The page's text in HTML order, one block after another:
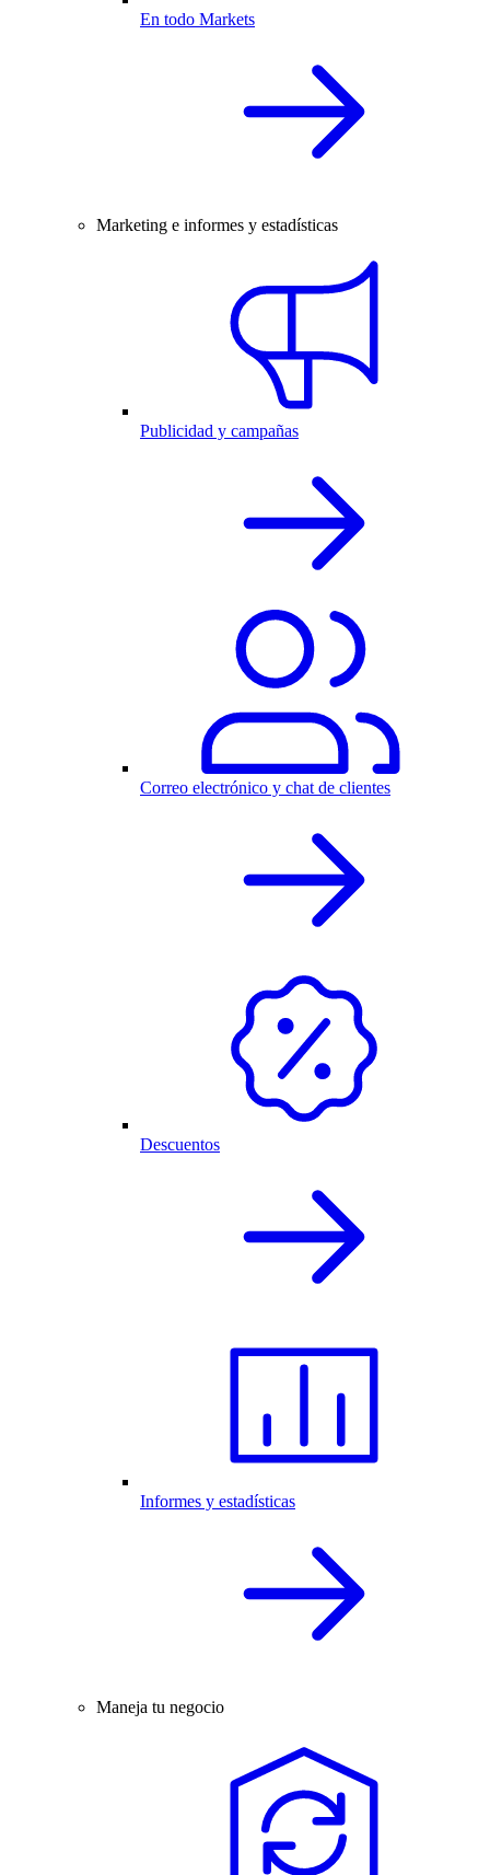
En todo Markets
Marketing e informes y estadísticas
Publicidad y campañas
Correo electrónico y chat de clientes
Descuentos
Informes y estadísticas
Maneja tu negocio